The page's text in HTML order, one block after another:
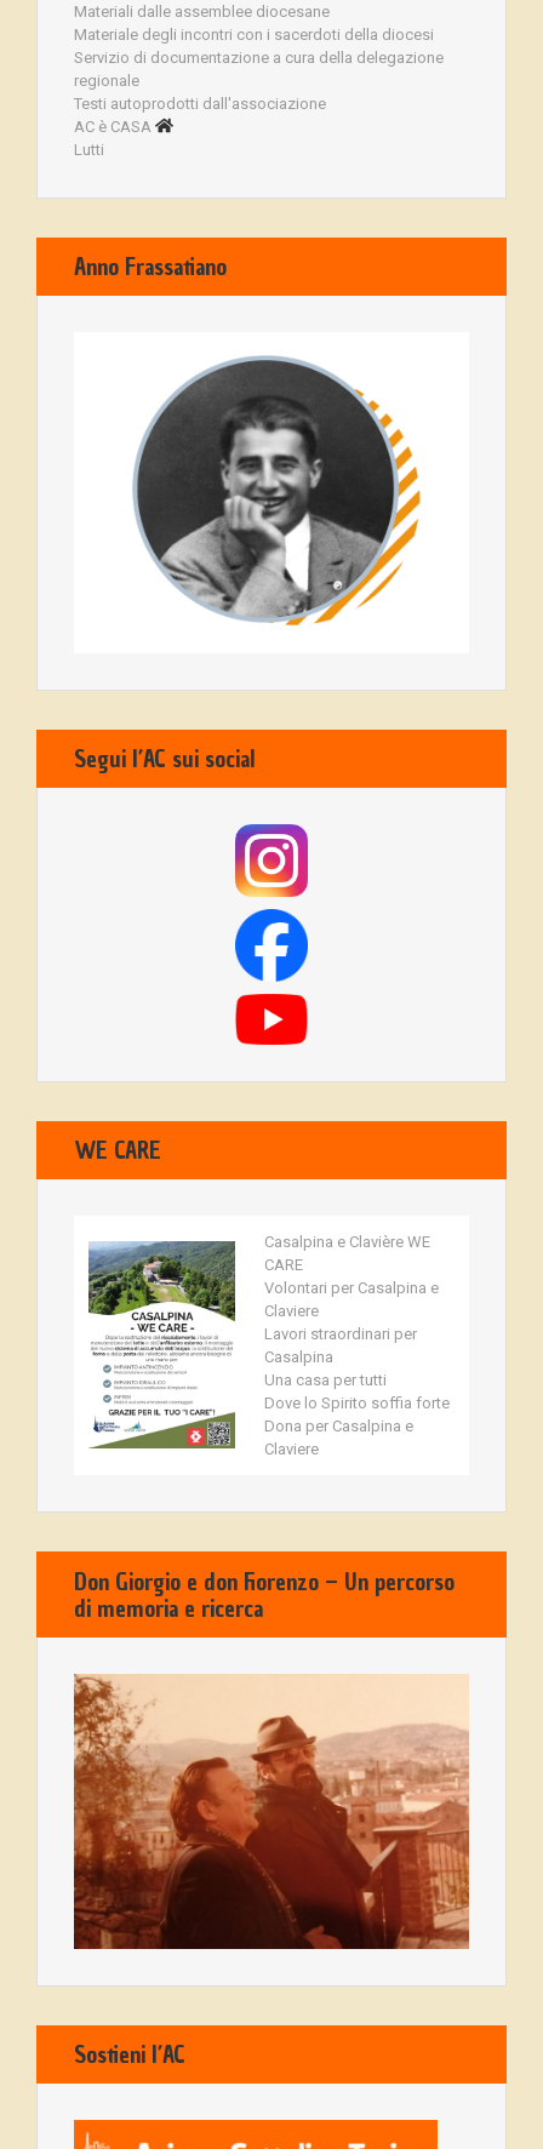
Materiali dalle assemblee diocesane
Materiale degli incontri con i sacerdoti della diocesi
Servizio di documentazione a cura della delegazione
regionale
Testi autoprodotti dall'associazione
AC è CASA
Lutti
Anno Frassatiano
Segui l’AC sui social
WE CARE
Casalpina e Clavière WE
CARE
Volontari per Casalpina e
Claviere
Lavori straordinari per
Casalpina
Una casa per tutti
Dove lo Spirito soffia forte
Dona per Casalpina e
Claviere
Don Giorgio e don Fiorenzo – Un percorso
di memoria e ricerca
Sostieni l’AC